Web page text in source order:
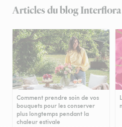
Articles du blog Interflora
Comment prendre soin de vos
bouquets pour les conserver
plus longtemps pendant la
chaleur estivale